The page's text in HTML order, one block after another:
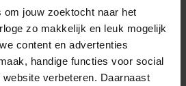
jouw zoektocht naar het
zo makkelijk en leuk mogelijk
content en advertenties
handige functies voor social
verbeteren. Daarnaast